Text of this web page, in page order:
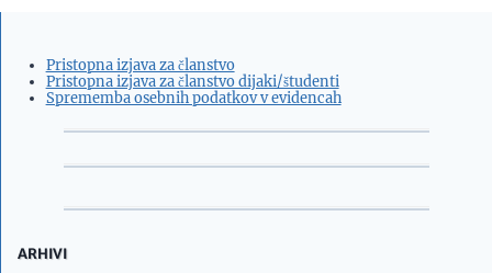
Pristopna izjava za članstvo
Pristopna izjava za članstvo dijaki/študenti
Sprememba osebnih podatkov v evidencah
ARHIVI